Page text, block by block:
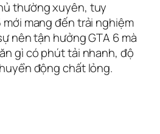
thường xuyên, tuy
mang đến trải nghiệm
nên tận hưởng GTA 6 mà
gì có phút tải nhanh, độ
động chất lỏng.